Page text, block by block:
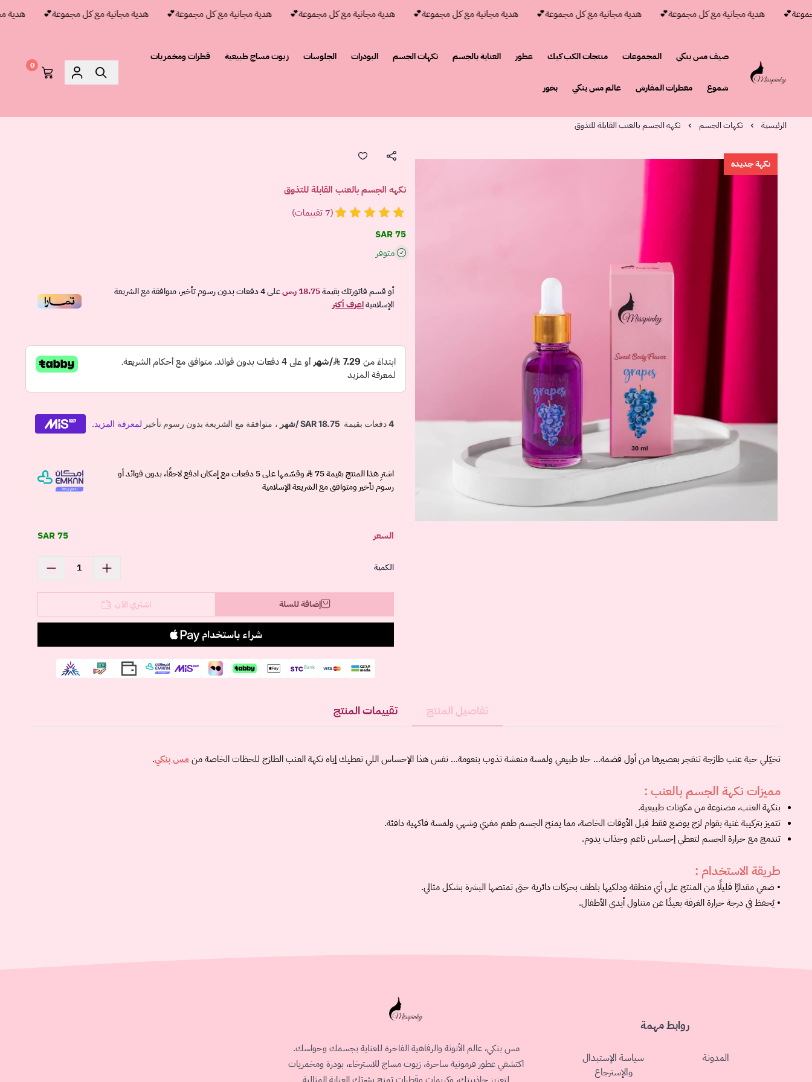
هدية مجانية مع كل مجموعة💕 هدية مجانية مع كل مجموعة💕 هدية مجانية مع كل مجموعة💕 هدية مجانية مع كل مجموعة💕 هدية مجانية مع كل مجموعة💕 هدية مجانية مع كل مجموعة💕 هدية
مس بنكي
صيف مس بنكي المجموعات منتجات الكب كيك عطور العناية بالجسم نكهات الجسم البودرات الجلوسات زيوت مساج طبيعية قطرات ومخمريات
شموع معطرات المفارش عالم مس بنكي بخور
0
الرئيسية نكهات الجسم نكهه الجسم بالعنب القابلة للتذوق
نكهة جديدة
نكهه الجسم بالعنب القابلة للتذوق
(7 تقييمات)
75 SAR
متوفر
أو قسم فاتورتك بقيمة18.75 ر.س على4دفعات بدون رسوم تأخير، متوافقة مع الشريعة
الإسلاميةاعرف أكثر
اشترِ هذا المنتج بقيمة 75
وقسّمها على 5 دفعات مع إمكان ادفع لاحقًا، بدون فوائد أو
رسوم تأخير ومتوافق مع الشريعة الإسلامية
السعر 75 SAR
الكمية
إضافة للسلة اشتري الآن
تفاصيل المنتج تقييمات المنتج
تخيّلي حبة عنب طازجة تنفجر بعصيرها من أول قضمة… حلا طبيعي ولمسة منعشة تذوب بنعومة… نفس هذا الإحساس اللي تعطيك إياه نكهة العنب الطازج للحظات الخاصة من مس بنكي.
مميزات نكهة الجسم بالعنب :
بنكهة العنب، مصنوعة من مكونات طبيعية.
تتميز بتركيبة غنية بقوام لزج يوضع فقط قبل الأوقات الخاصة، مما يمنح الجسم طعم مغري وشهي ولمسة فاكهية دافئة.
تندمج مع حرارة الجسم لتعطي إحساس ناعم وجذاب يدوم.
طريقة الاستخدام :
• ضعي مقدارًا قليلًا من المنتج على أي منطقة ودلكيها بلطف بحركات دائرية حتى تمتصها البشرة بشكل مثالي.
• يُحفظ في درجة حرارة الغرفة بعيدًا عن متناول أيدي الأطفال.
روابط مهمة
المدونة
سياسة الإستبدال
والإسترجاع
مس بنكي، عالم الأنوثة والرفاهية الفاخرة للعناية بجسمك وحواسك.
اكتشفي عطور فرمونية ساحرة، زيوت مساج للاسترخاء، بودرة ومخمريات